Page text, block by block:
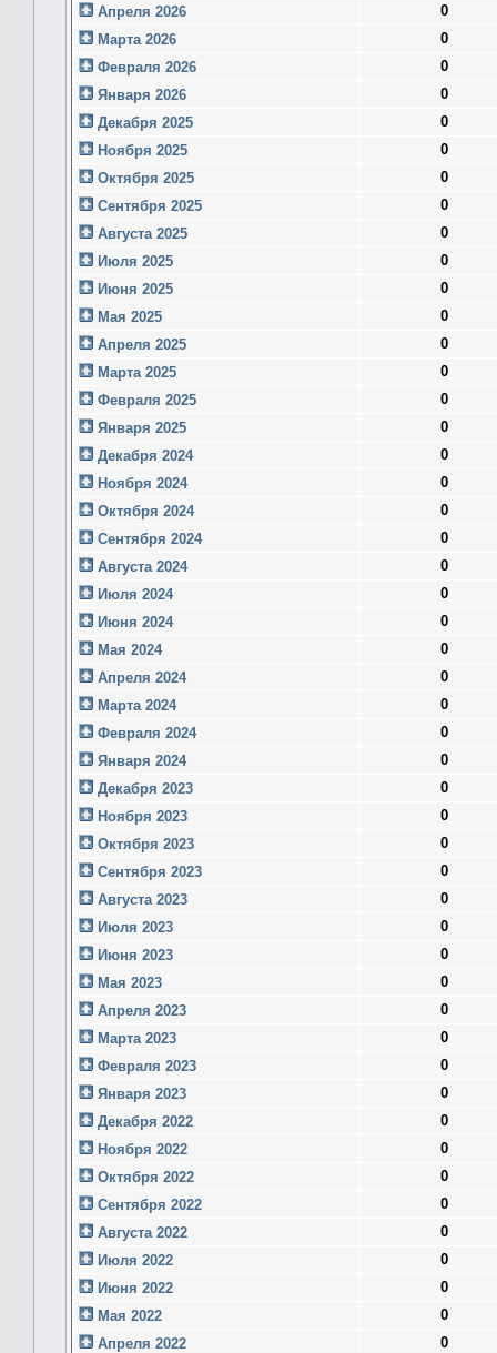
Апреля 2026
0
Марта 2026
0
Февраля 2026
0
Января 2026
0
Декабря 2025
0
Ноября 2025
0
Октября 2025
0
Сентября 2025
0
Августа 2025
0
Июля 2025
0
Июня 2025
0
Мая 2025
0
Апреля 2025
0
Марта 2025
0
Февраля 2025
0
Января 2025
0
Декабря 2024
0
Ноября 2024
0
Октября 2024
0
Сентября 2024
0
Августа 2024
0
Июля 2024
0
Июня 2024
0
Мая 2024
0
Апреля 2024
0
Марта 2024
0
Февраля 2024
0
Января 2024
0
Декабря 2023
0
Ноября 2023
0
Октября 2023
0
Сентября 2023
0
Августа 2023
0
Июля 2023
0
Июня 2023
0
Мая 2023
0
Апреля 2023
0
Марта 2023
0
Февраля 2023
0
Января 2023
0
Декабря 2022
0
Ноября 2022
0
Октября 2022
0
Сентября 2022
0
Августа 2022
0
Июля 2022
0
Июня 2022
0
Мая 2022
0
Апреля 2022
0